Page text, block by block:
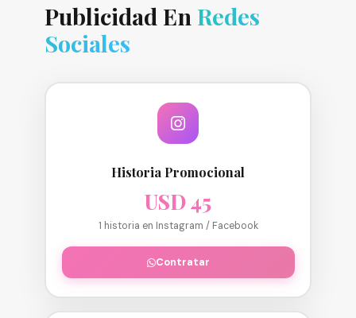
Publicidad En Redes
Sociales
Historia Promocional
USD 45
1 historia en Instagram / Facebook
Contratar